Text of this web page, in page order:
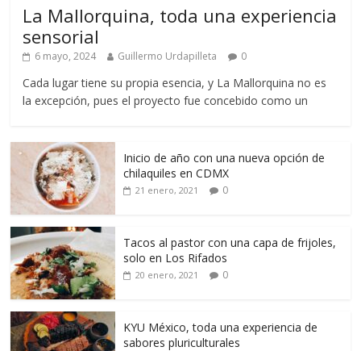
La Mallorquina, toda una experiencia
sensorial
6 mayo, 2024 Guillermo Urdapilleta 0
Cada lugar tiene su propia esencia, y La Mallorquina no es
la excepción, pues el proyecto fue concebido como un
Inicio de año con una nueva opción de
chilaquiles en CDMX
21 enero, 2021 0
Tacos al pastor con una capa de frijoles,
solo en Los Rifados
20 enero, 2021 0
KYU México, toda una experiencia de
sabores pluriculturales